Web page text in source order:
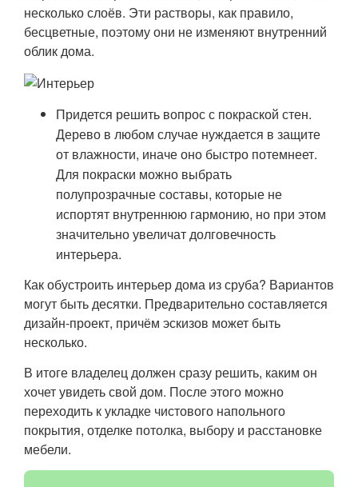
несколько слоёв. Эти растворы, как правило,
бесцветные, поэтому они не изменяют внутренний
облик дома.
Придется решить вопрос с покраской стен.
Дерево в любом случае нуждается в защите
от влажности, иначе оно быстро потемнеет.
Для покраски можно выбрать
полупрозрачные составы, которые не
испортят внутреннюю гармонию, но при этом
значительно увеличат долговечность
интерьера.
Как обустроить интерьер дома из сруба? Вариантов
могут быть десятки. Предварительно составляется
дизайн-проект, причём эскизов может быть
несколько.
В итоге владелец должен сразу решить, каким он
хочет увидеть свой дом. После этого можно
переходить к укладке чистового напольного
покрытия, отделке потолка, выбору и расстановке
мебели.